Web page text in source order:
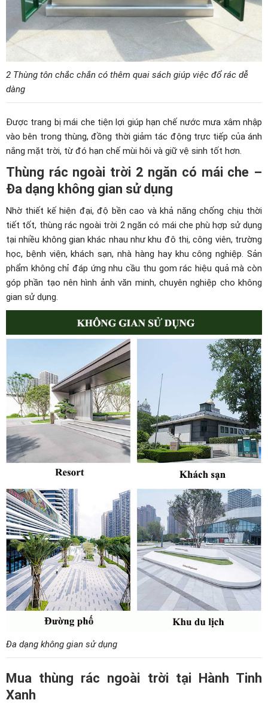
2 Thùng tôn chắc chắn có thêm quai sách giúp việc đổ rác dễ
dàng
Được trang bị mái che tiện lợi giúp hạn chế nước mưa xâm nhập
vào bên trong thùng, đồng thời giảm tác động trực tiếp của ánh
nắng mặt trời, từ đó hạn chế mùi hôi và giữ vệ sinh tốt hơn.
Thùng rác ngoài trời 2 ngăn có mái che –
Đa dạng không gian sử dụng
Nhờ thiết kế hiện đại, độ bền cao và khả năng chống chịu thời
tiết tốt, thùng rác ngoài trời 2 ngăn có mái che phù hợp sử dụng
tại nhiều không gian khác nhau như khu đô thị, công viên, trường
học, bệnh viện, khách sạn, nhà hàng hay khu công nghiệp. Sản
phẩm không chỉ đáp ứng nhu cầu thu gom rác hiệu quả mà còn
góp phần tạo nên hình ảnh văn minh, chuyên nghiệp cho không
gian sử dụng.
Đa dạng không gian sử dụng
Mua thùng rác ngoài trời tại Hành Tinh
Xanh